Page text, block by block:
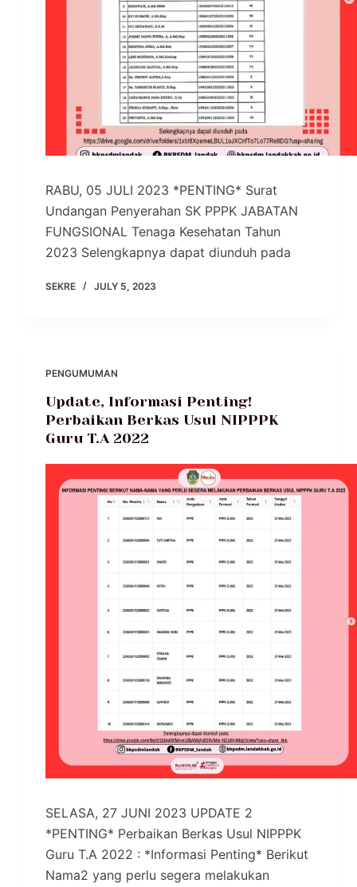
RABU, 05 JULI 2023 *PENTING* Surat
Undangan Penyerahan SK PPPK JABATAN
FUNGSIONAL Tenaga Kesehatan Tahun
2023 Selengkapnya dapat diunduh pada
SEKRE JULY 5, 2023
PENGUMUMAN
Update, Informasi Penting!
Perbaikan Berkas Usul NIPPPK
Guru T.A 2022
SELASA, 27 JUNI 2023 UPDATE 2
*PENTING* Perbaikan Berkas Usul NIPPPK
Guru T.A 2022 : *Informasi Penting* Berikut
Nama2 yang perlu segera melakukan